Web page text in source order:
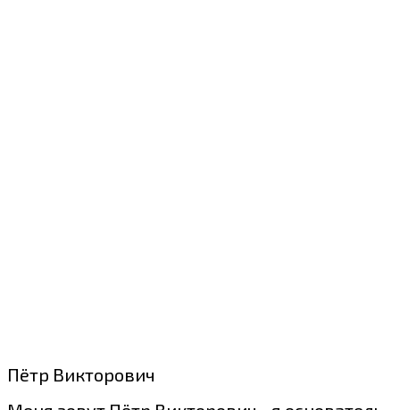
Пётр Викторович